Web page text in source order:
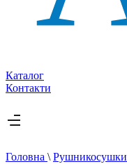
Каталог
Контакти
Головна \ Рушникосушки